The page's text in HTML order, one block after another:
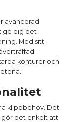
avancerad
ge dig det
Med sitt
konturer och
klippbehov. Det
gör det enkelt att